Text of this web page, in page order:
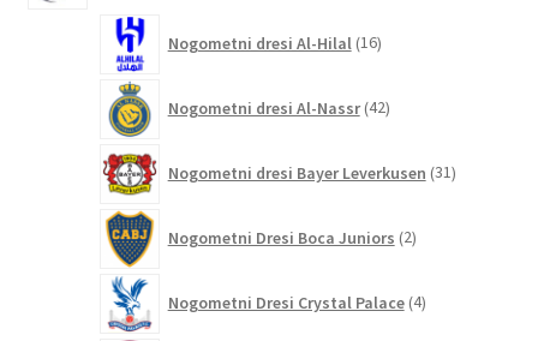
Nogometni dresi Al-Hilal 16izdelkov
Nogometni dresi Al-Nassr 42izdelkov
Nogometni dresi Bayer Leverkusen 31izdelkov
Nogometni Dresi Boca Juniors 2izdelka
Nogometni Dresi Crystal Palace 4izdelki